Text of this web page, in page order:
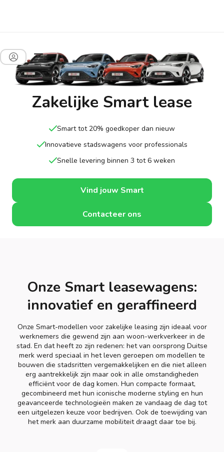
Zakelijke Smart lease
Smart tot 20% goedkoper dan nieuw
Innovatieve stadswagens voor professionals
Snelle levering binnen 3 tot 6 weken
Vind jouw Smart
Contacteer ons
Onze Smart leasewagens:
innovatief en geraffineerd
Onze Smart-modellen voor zakelijke leasing zijn ideaal voor
werknemers die gewend zijn aan woon-werkverkeer in de
stad. En dat heeft zo zijn redenen: het van oorsprong Duitse
merk werd speciaal in het leven geroepen om modellen te
bouwen die stadsritten vergemakkelijken en die niet alleen
erg aantrekkelijk zijn maar ook in alle omstandigheden
efficiënt voor de dag komen. Hun compacte formaat,
gecombineerd met hun iconische moderne styling en hun
geavanceerde technologieën maken ze vandaag de dag tot
een uitgelezen keuze voor bedrijven. Ook de toewijding van
het merk aan duurzame mobiliteit draagt daar toe bij.